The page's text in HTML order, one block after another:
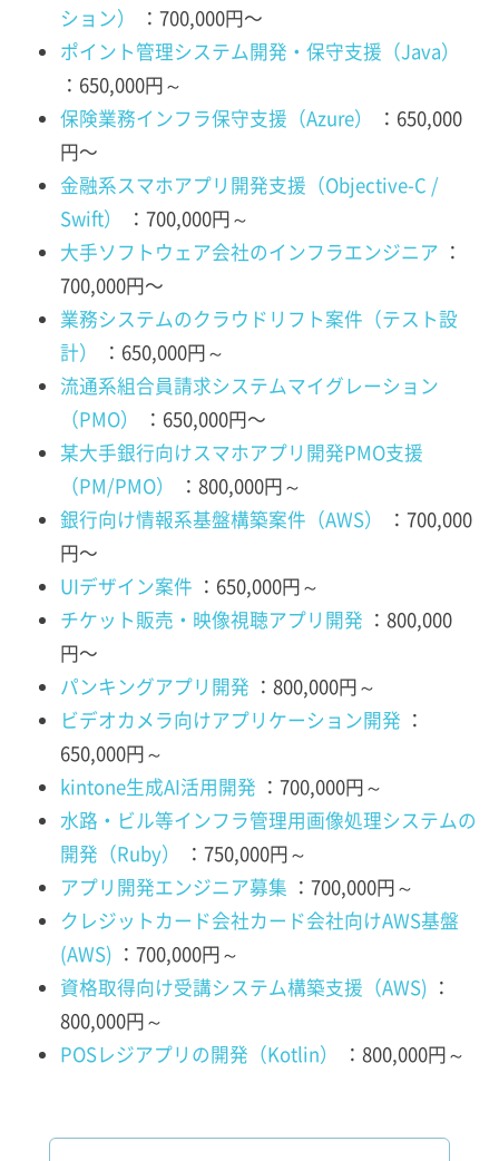
ション）
：700,000円〜
ポイント管理システム開発・保守支援（Java）
：650,000円～
保険業務インフラ保守支援（Azure）
：650,000
円〜
金融系スマホアプリ開発支援（Objective-C /
Swift）
：700,000円～
大手ソフトウェア会社のインフラエンジニア ：
700,000円〜
業務システムのクラウドリフト案件（テスト設
計）
：650,000円～
流通系組合員請求システムマイグレーション
（PMO）
：650,000円〜
某大手銀行向けスマホアプリ開発PMO支援
（PM/PMO）
：800,000円～
銀行向け情報系基盤構築案件（AWS）
：700,000
円〜
UIデザイン案件 ：650,000円～
チケット販売・映像視聴アプリ開発 ：800,000
円〜
パンキングアプリ開発 ：800,000円～
ビデオカメラ向けアプリケーション開発 ：
650,000円～
kintone生成AI活用開発 ：700,000円～
水路・ビル等インフラ管理用画像処理システムの
開発（Ruby）
：750,000円～
アプリ開発エンジニア募集 ：700,000円～
クレジットカード会社カード会社向けAWS基盤
(AWS) ：700,000円～
資格取得向け受講システム構築支援（AWS) ：
800,000円～
POSレジアプリの開発（Kotlin）
：800,000円～